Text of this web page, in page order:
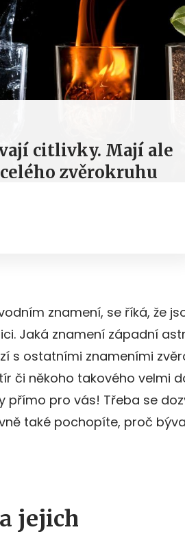
citlivky. Mají ale
zvěrokruhu
znamení, se říká, že
Jaká znamení západní
s ostatními znameními
či někoho takového velmi
přímo pro vás! Třeba se
také pochopíte, proč
jejich